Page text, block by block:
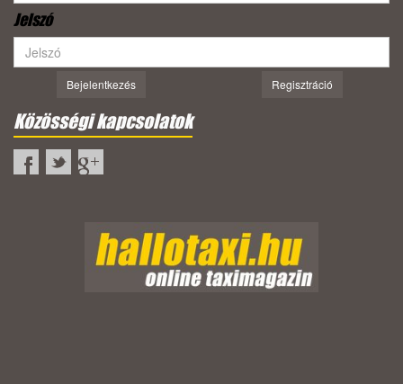
Jelszó
Bejelentkezés Regisztráció
Közösségi kapcsolatok